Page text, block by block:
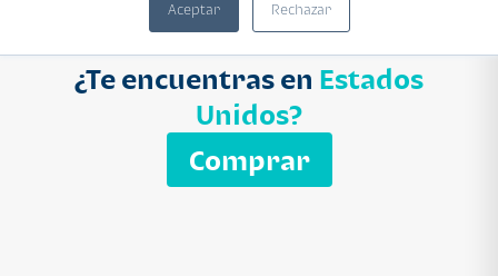
Aceptar Rechazar
¿Te encuentras en Estados
Unidos?
Comprar